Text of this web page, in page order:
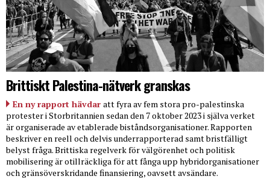
Brittiskt Palestina-nätverk granskas
En ny rapport hävdar att fyra av fem stora pro-palestinska
protester i Storbritannien sedan den 7 oktober 2023 i själva verket
är organiserade av etablerade biståndsorganisationer. Rapporten
beskriver en reell och delvis underrapporterad samt bristfälligt
belyst fråga. Brittiska regelverk för välgörenhet och politisk
mobilisering är otillräckliga för att fånga upp hybridorganisationer
och gränsöverskridande finansiering, oavsett avsändare.